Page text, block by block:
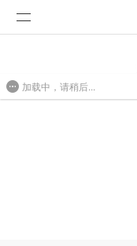
注册
开发类型
加载中，请稍后...